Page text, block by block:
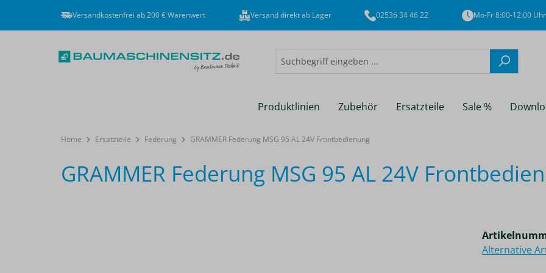
Versandkostenfrei ab 200 € Warenwert Versand direkt ab Lager 02536 34 46 22 Mo-Fr 8:00-12:00
Produktlinien Zubehör Ersatzteile Sale %
Home Ersatzteile Federung GRAMMER Federung MSG 95 AL 24V Frontbedienung
GRAMMER Federung MSG 95 AL 24V
Alternative